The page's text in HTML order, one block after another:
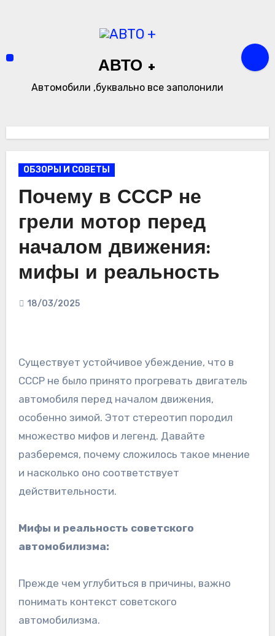
АВТО +
Автомобили ,буквально все заполонили
ОБЗОРЫ И СОВЕТЫ
Почему в СССР не
грели мотор перед
началом движения:
мифы и реальность
18/03/2025
Существует устойчивое убеждение, что в
СССР не было принято прогревать двигатель
автомобиля перед началом движения,
особенно зимой. Этот стереотип породил
множество мифов и легенд. Давайте
разберемся, почему сложилось такое мнение
и насколько оно соответствует
действительности.
Мифы и реальность советского
автомобилизма:
Прежде чем углубиться в причины, важно
понимать контекст советского
автомобилизма.